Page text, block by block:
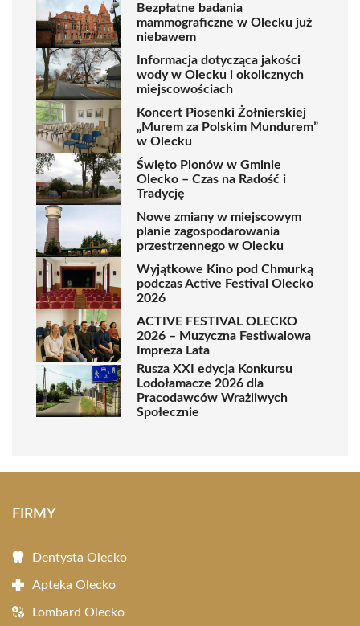
Bezpłatne badania
mammograficzne w Olecku już
niebawem
Informacja dotycząca jakości
wody w Olecku i okolicznych
miejscowościach
Koncert Piosenki Żołnierskiej
„Murem za Polskim Mundurem”
w Olecku
Święto Plonów w Gminie
Olecko – Czas na Radość i
Tradycję
Nowe zmiany w miejscowym
planie zagospodarowania
przestrzennego w Olecku
Wyjątkowe Kino pod Chmurką
podczas Active Festival Olecko
2026
ACTIVE FESTIVAL OLECKO
2026 – Muzyczna Festiwalowa
Impreza Lata
Rusza XXI edycja Konkursu
Lodołamacze 2026 dla
Pracodawców Wrażliwych
Społecznie
FIRMY
Dentysta Olecko
Apteka Olecko
Lombard Olecko